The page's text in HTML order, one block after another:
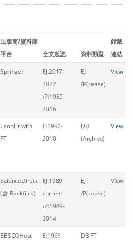
出版商/資料庫
平台
全文起訖 資料類型
館藏
連結
Springer
EJ:2017-
2022
/P:1985-
2016
EJ
/P(cease)
View
EconLit with
FT
E:1992-
2010
DB
(Archive)
View
ScienceDirect
(含 Backfiles)
EJ:1989-
current
/P:1989-
2014
EJ
/P(cease)
View
EBSCOHost E:1969- DB FT